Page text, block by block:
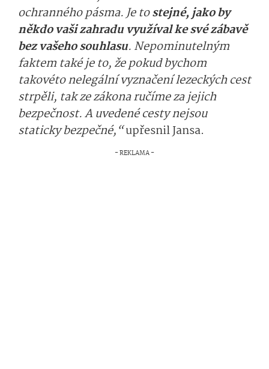
ochranného pásma. Je tostejné, jako by
někdo vaši zahradu využíval ke své zábavě
bez vašeho souhlasu. Nepominutelným
faktem také je to, že pokud bychom
takovéto nelegální vyznačení lezeckých cest
strpěli, tak ze zákona ručíme za jejich
bezpečnost. A uvedené cesty nejsou
staticky bezpečné,“upřesnil Jansa.